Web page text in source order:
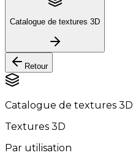
Catalogue de textures 3D
Retour
Catalogue de textures 3D
Textures 3D
Par utilisation